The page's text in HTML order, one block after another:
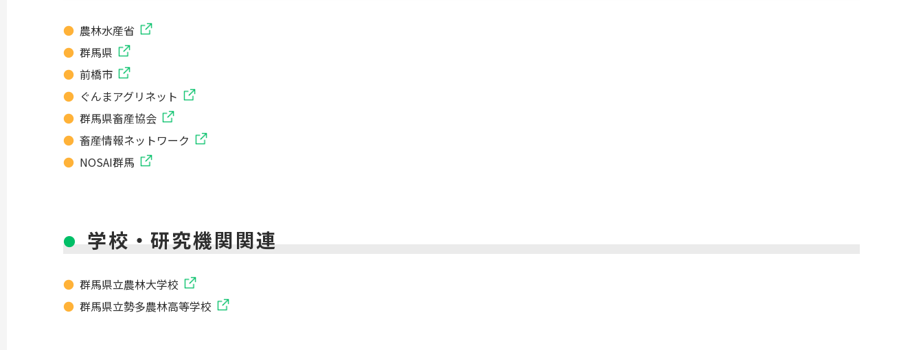
農林水産省
群馬県
前橋市
ぐんまアグリネット
群馬県畜産協会
畜産情報ネットワーク
NOSAI群馬
学校・研究機関関連
群馬県立農林大学校
群馬県立勢多農林高等学校